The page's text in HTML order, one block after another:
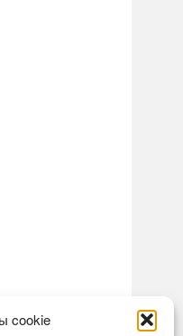
cookie